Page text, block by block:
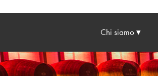
Chi siamo